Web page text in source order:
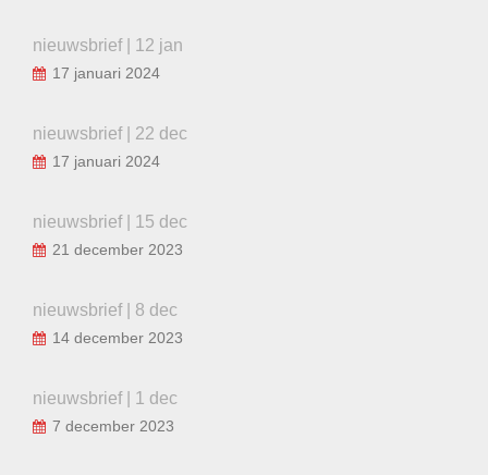
nieuwsbrief | 12 jan
17 januari 2024
nieuwsbrief | 22 dec
17 januari 2024
nieuwsbrief | 15 dec
21 december 2023
nieuwsbrief | 8 dec
14 december 2023
nieuwsbrief | 1 dec
7 december 2023